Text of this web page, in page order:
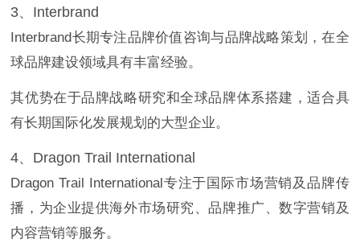
3、Interbrand
Interbrand长期专注品牌价值咨询与品牌战略策划，在全
球品牌建设领域具有丰富经验。
其优势在于品牌战略研究和全球品牌体系搭建，适合具
有长期国际化发展规划的大型企业。
4、Dragon Trail International
Dragon Trail International专注于国际市场营销及品牌传
播，为企业提供海外市场研究、品牌推广、数字营销及
内容营销等服务。